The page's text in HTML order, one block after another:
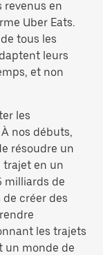
revenus en
Uber Eats.
tous les
leurs
et non
les
nos débuts,
résoudre un
trajet en un
milliards de
créer des
les trajets
un monde de